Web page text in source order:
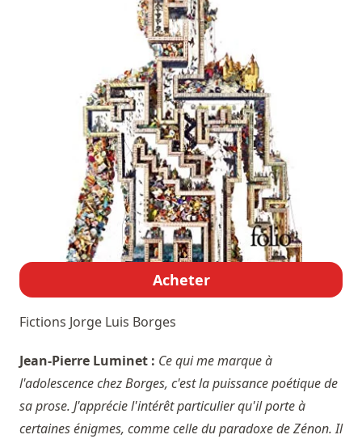
Acheter
Fictions Jorge Luis Borges
Jean-Pierre Luminet : Ce qui me marque à
l'adolescence chez Borges, c'est la puissance poétique de
sa prose. J'apprécie l'intérêt particulier qu'il porte à
certaines énigmes, comme celle du paradoxe de Zénon. Il